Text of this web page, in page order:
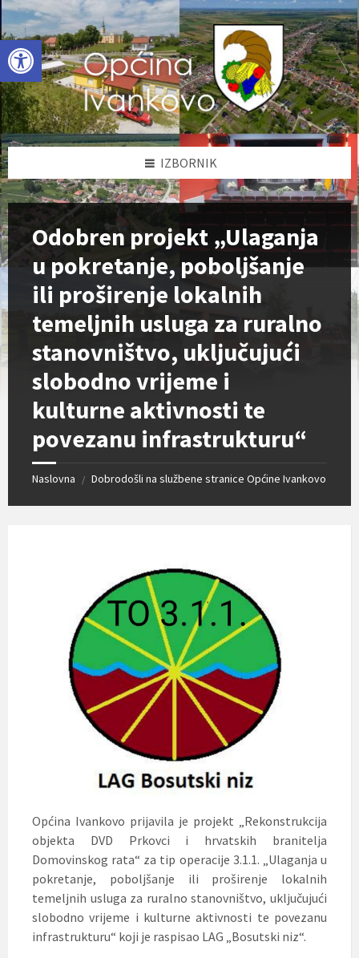
Open toolbar
Skip
to
content
Skip
to
left
sidebar
Skip
to
footer
IZBORNIK
Odobren projekt „Ulaganja
u pokretanje, poboljšanje
ili proširenje lokalnih
temeljnih usluga za ruralno
stanovništvo, uključujući
slobodno vrijeme i
kulturne aktivnosti te
povezanu infrastrukturu“
Naslovna / Dobrodošli na službene stranice Općine Ivankovo
Općina Ivankovo prijavila je projekt „Rekonstrukcija
objekta DVD Prkovci i hrvatskih branitelja
Domovinskog rata“ za tip operacije 3.1.1. „Ulaganja u
pokretanje, poboljšanje ili proširenje lokalnih
temeljnih usluga za ruralno stanovništvo, uključujući
slobodno vrijeme i kulturne aktivnosti te povezanu
infrastrukturu“ koji je raspisao LAG „Bosutski niz“.